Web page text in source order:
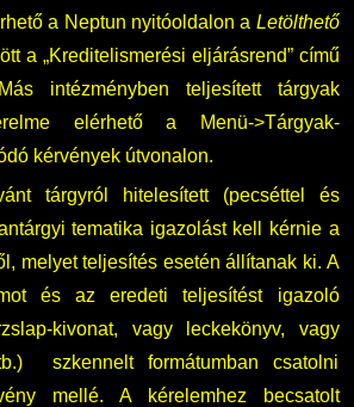
a Neptun nyitóoldalon a Letölthető
a „Kreditelismerési eljárásrend” című
intézményben teljesített tárgyak
elérhető a Menü->Tárgyak-
kérvények útvonalon.
tárgyról hitelesített (pecséttel és
tematika igazolást kell kérnie a
melyet teljesítés esetén állítanak ki. A
és az eredeti teljesítést igazoló
kivonat, vagy leckekönyv, vagy
szkennelt formátumban csatolni
mellé. A kérelemhez becsatolt